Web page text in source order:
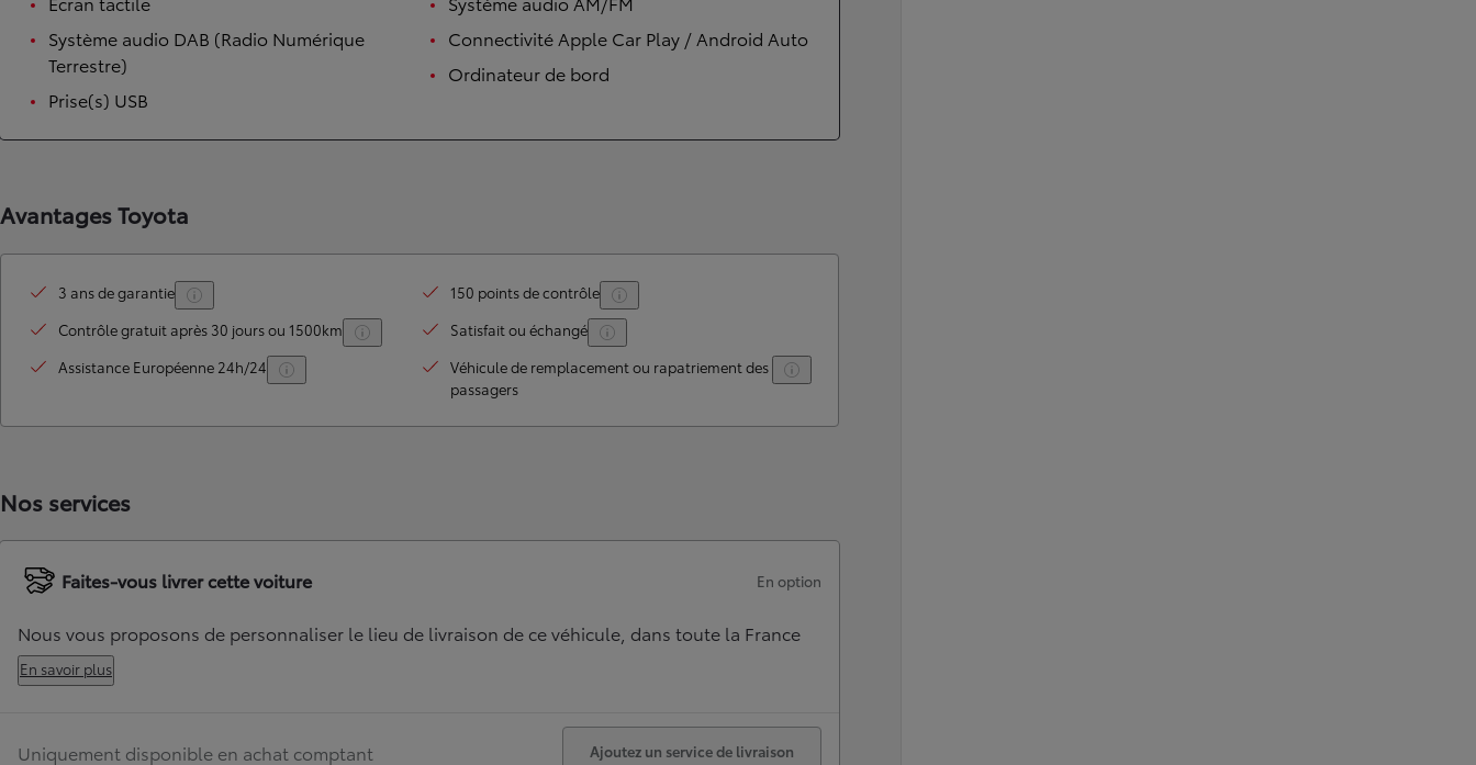
TOYOTA C-HR
Disponible rapidement
Système audio DAB (Radio Numérique
Terrestre)
Prise(s) USB
Connectivité Apple Car Play / Android Auto
Ordinateur de bord
Avantages Toyota
3 ans de garantie
150 points de contrôle
Contrôle gratuit après 30 jours ou 1500km
Satisfait ou échangé
Assistance Européenne 24h/24
Véhicule de remplacement ou rapatriement des
passagers
Nos services
Faites-vous livrer cette voiture En option
Nous vous proposons de personnaliser le lieu de livraison de ce véhicule, dans toute la France
En savoir plus
Uniquement disponible en achat comptant Ajoutez un service de livraison